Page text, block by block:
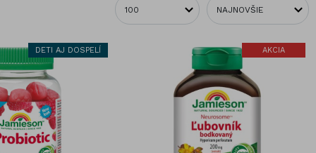
produkt
DETI AJ DOSPELÍ AKCIA